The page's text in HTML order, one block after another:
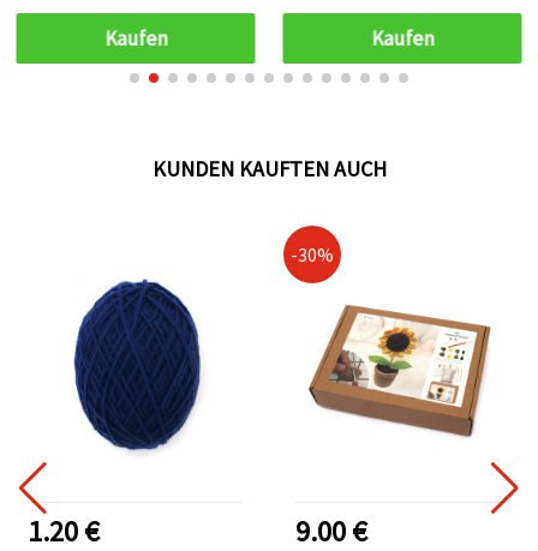
DIY-Projekte
Kaufen Kaufen
KUNDEN KAUFTEN AUCH
1.20 €
-30%
9.00 €